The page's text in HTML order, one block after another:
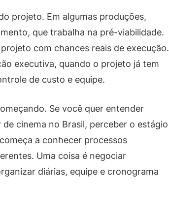
projeto. Em algumas produções,
que trabalha na pré-viabilidade.
com chances reais de execução.
executiva, quando o projeto já tem
de custo e equipe.
Se você quer entender
cinema no Brasil, perceber o estágio
a conhecer processos
Uma coisa é negociar
diárias, equipe e cronograma